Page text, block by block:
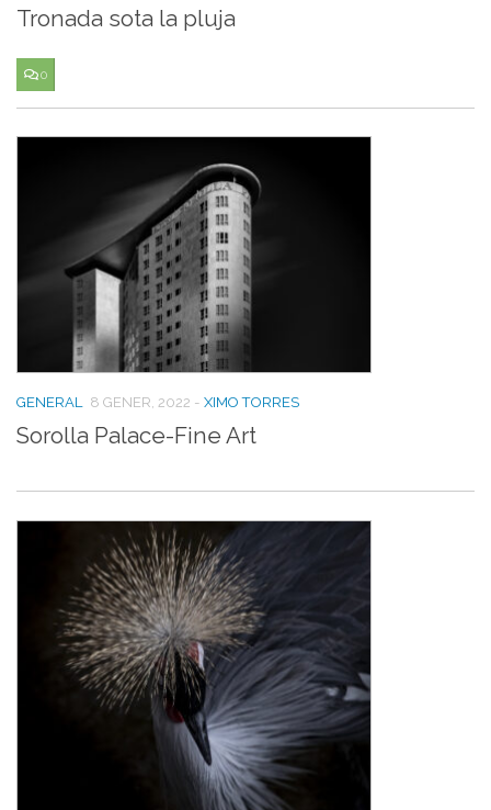
Tronada sota la pluja
0
- XIMO TORRES
GENERAL 8 GENER, 2022
Sorolla Palace-Fine Art